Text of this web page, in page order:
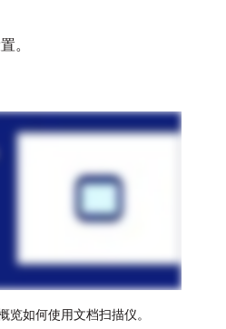
。
应用。
者选择移动设备上的现有图
重新拍摄。
览如何使用文档扫描仪。